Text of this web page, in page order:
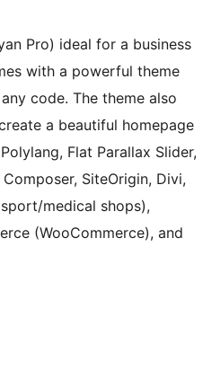
Pro) ideal for a business
with a powerful theme
code. The theme also
a beautiful homepage
Flat Parallax Slider,
SiteOrigin, Divi,
medical shops),
(WooCommerce), and